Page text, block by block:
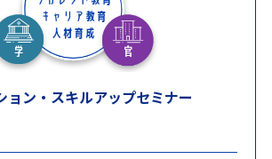
ョン・スキルアップセミナー